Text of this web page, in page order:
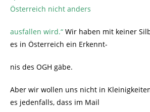
Österreich nicht anders
ausfallen wird.“ Wir haben mit keiner
es in Österreich ein Erkennt-
nis des OGH gäbe.
Aber wir wollen uns nicht in
es jedenfalls, dass im Mail